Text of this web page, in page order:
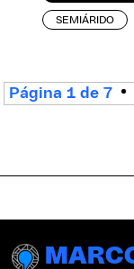
SEMIÁRIDO
Página 1 de 7